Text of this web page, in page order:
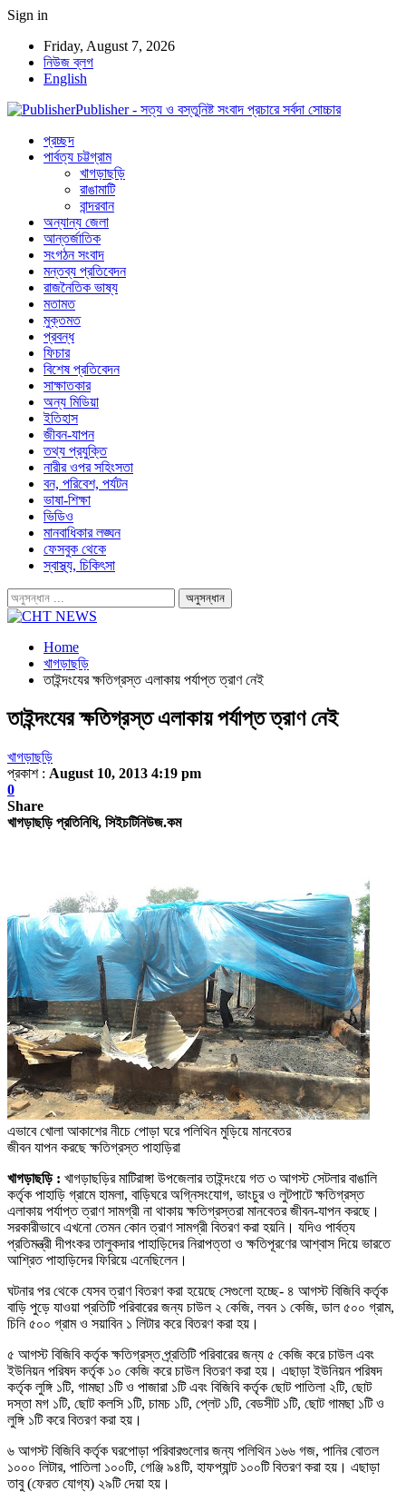
Sign in
Friday, August 7, 2026
নিউজ ব্লগ
English
Publisher - সত্য ও বস্তুনিষ্ট সংবাদ প্রচারে সর্বদা সোচ্চার
প্রচ্ছদ
পার্বত্য চট্টগ্রাম
খাগড়াছড়ি
রাঙামাটি
বান্দরবান
অন্যান্য জেলা
আন্তর্জাতিক
সংগঠন সংবাদ
মন্তব্য প্রতিবেদন
রাজনৈতিক ভাষ্য
মতামত
মুক্তমত
প্রবন্ধ
ফিচার
বিশেষ প্রতিবেদন
সাক্ষাতকার
অন্য মিডিয়া
ইতিহাস
জীবন-যাপন
তথ্য প্রযুক্তি
নারীর ওপর সহিংসতা
বন, পরিবেশ, পর্যটন
ভাষা-শিক্ষা
ভিডিও
মানবাধিকার লঙ্ঘন
ফেসবুক থেকে
স্বাস্থ্য, চিকিৎসা
Home
খাগড়াছড়ি
তাইন্দংযের ক্ষতিগ্রস্ত এলাকায় পর্যাপ্ত ত্রাণ নেই
তাইন্দংযের ক্ষতিগ্রস্ত এলাকায় পর্যাপ্ত ত্রাণ নেই
খাগড়াছড়ি
প্রকাশ : August 10, 2013 4:19 pm
0
Share
খাগড়াছড়ি প্রতিনিধি, সিইচটিনিউজ.কম
এভাবে খোলা আকাশের নীচে পোড়া ঘরে পলিথিন মুড়িয়ে মানবেতর
জীবন যাপন করছে ক্ষতিগ্রস্ত পাহাড়িরা
খাগড়াছড়ি : খাগড়াছড়ির মাটিরাঙ্গা উপজেলার তাইন্দংয়ে গত ৩ আগস্ট সেটলার বাঙালি
কর্তৃক পাহাড়ি গ্রামে হামলা, বাড়িঘরে অগ্নিসংযোগ, ভাংচুর ও লুটপাটে ক্ষতিগ্রস্ত
এলাকায় পর্যাপ্ত ত্রাণ সামগ্রী না থাকায় ক্ষতিগ্রস্তরা মানবেতর জীবন-যাপন করছে।
সরকারীভাবে এখনো তেমন কোন ত্রাণ সামগ্রী বিতরণ করা হয়নি। যদিও পার্বত্য
প্রতিমন্ত্রী দীপংকর তালুকদার পাহাড়িদের নিরাপত্তা ও ক্ষতিপূরণের আশ্বাস দিয়ে ভারতে
আশ্রিত পাহাড়িদের ফিরিয়ে এনেছিলেন।
ঘটনার পর থেকে যেসব ত্রাণ বিতরণ করা হয়েছে সেগুলো হচ্ছে- ৪ আগস্ট বিজিবি কর্তৃক
বাড়ি পুড়ে যাওয়া প্রতিটি পরিবারের জন্য চাউল ২ কেজি, লবন ১ কেজি, ডাল ৫০০ গ্রাম,
চিনি ৫০০ গ্রাম ও সয়াবিন ১ লিটার করে বিতরণ করা হয়।
৫ আগস্ট বিজিবি কর্তৃক ক্ষতিগ্রস্ত প্র্রতিটি পরিবারের জন্য ৫ কেজি করে চাউল এবং
ইউনিয়ন পরিষদ কর্তৃক ১০ কেজি করে চাউল বিতরণ করা হয়। এছাড়া ইউনিয়ন পরিষদ
কর্তৃক লুঙ্গি ১টি, গামছা ১টি ও পাজারা ১টি এবং বিজিবি কর্তৃক ছোট পাতিলা ২টি, ছোট
দস্তা মগ ১টি, ছোট কলসি ১টি, চামচ ১টি, প্লেট ১টি, বেডসীট ১টি, ছোট গামছা ১টি ও
লুঙ্গি ১টি করে বিতরণ করা হয়।
৬ আগস্ট বিজিবি কর্তৃক ঘরপোড়া পরিবারগুলোর জন্য পলিথিন ১৬৬ গজ, পানির বোতল
১০০০ লিটার, পাতিলা ১০০টি, গেঞ্জি ৯৪টি, হাফপ্যান্ট ১০০টি বিতরণ করা হয়। এছাড়া
তাবু (ফেরত যোগ্য) ২৯টি দেয়া হয়।